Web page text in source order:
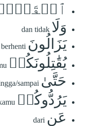
وَلَا dan tidak
يَزَالُونَ
يُقَٰتِلُونَكُمۡ
حَتَّىٰ sampai
يَرُدُّوكُمۡ
عَن dari